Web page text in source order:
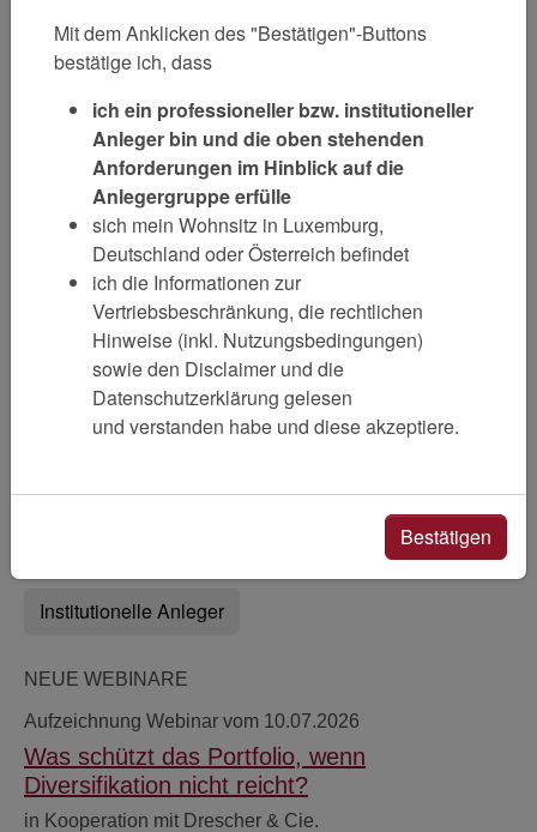
Institutionelle Anleger
NEUE WEBINARE
Aufzeichnung Webinar vom 10.07.2026
Was schützt das Portfolio, wenn
Diversifikation nicht reicht?
in Kooperation mit Drescher & Cie.
Mit dem Anklicken des "Bestätigen"-Buttons
bestätige ich, dass
ich ein professioneller bzw. institutioneller
Anleger bin und die oben stehenden
Anforderungen im Hinblick auf die
Anlegergruppe erfülle
sich mein Wohnsitz in Luxemburg,
Deutschland oder Österreich befindet
ich die Informationen zur
Vertriebsbeschränkung, die rechtlichen
Hinweise (inkl. Nutzungsbedingungen)
sowie den Disclaimer und die
Datenschutzerklärung gelesen
und verstanden habe und diese akzeptiere.
Bestätigen